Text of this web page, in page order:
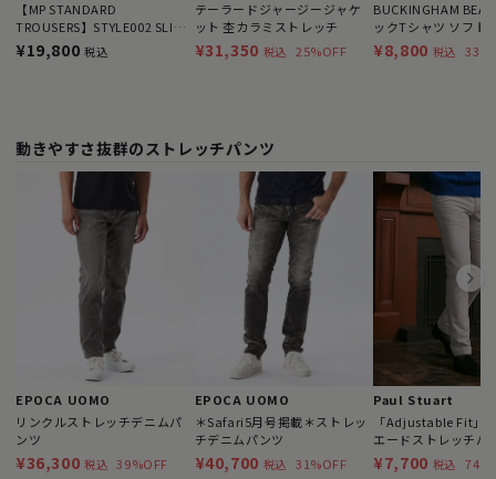
【MP STANDARD
TROUSERS】STYLE002 SLIM
FIT フレックスドライチノ
¥19,800 税込
テーラードジャージージャケ
ット 杢カラミストレッチ
¥31,350 税込 25%OFF
BUCKINGHAM
ックTシャツ ソフト
ノコ
¥8,800 税込
動きやすさ抜群のストレッチパンツ
EPOCA UOMO
リンクルストレッチデニムパ
ンツ
¥36,300 税込 39%OFF
EPOCA UOMO
＊Safari5月号掲載＊ストレッ
チデニムパンツ
¥40,700 税込 31%OFF
Paul Stuart
「Adjustable Fit」
エードストレッチパ
¥7,700 税込